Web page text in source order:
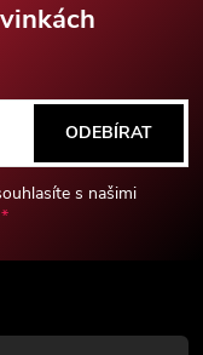
s našimi
ODEBÍRAT